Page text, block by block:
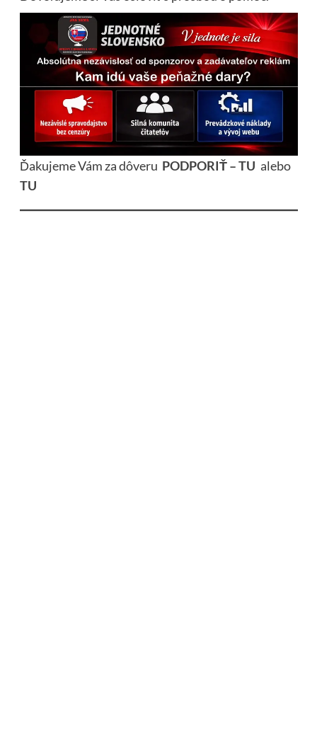
Ďakujeme Vám za dôveru PODPORIŤ – TU alebo
TU